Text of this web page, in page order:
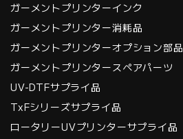
ガーメントプリンターインク
ガーメントプリンター消耗品
ガーメントプリンターオプション部品
ガーメントプリンタースペアパーツ
UV-DTFサプライ品
TxFシリーズサプライ品
ロータリーUVプリンターサプライ品